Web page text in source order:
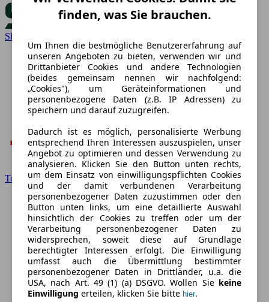
Skoda
Toyota
finden, was Sie brauchen.
Um Ihnen die bestmögliche Benutzererfahrung auf
unseren Angeboten zu bieten, verwenden wir und
Drittanbieter Cookies und andere Technologien
(beides gemeinsam nennen wir nachfolgend:
„Cookies"), um Geräteinformationen und
personenbezogene Daten (z.B. IP Adressen) zu
speichern und darauf zuzugreifen.
Dadurch ist es möglich, personalisierte Werbung
entsprechend Ihren Interessen auszuspielen, unser
Angebot zu optimieren und dessen Verwendung zu
analysieren. Klicken Sie den Button unten rechts,
um dem Einsatz von einwilligungspflichten Cookies
und der damit verbundenen Verarbeitung
personenbezogener Daten zuzustimmen oder den
Button unten links, um eine detaillierte Auswahl
hinsichtlich der Cookies zu treffen oder um der
Verarbeitung personenbezogener Daten zu
widersprechen, soweit diese auf Grundlage
berechtigter Interessen erfolgt. Die Einwilligung
umfasst auch die Übermittlung bestimmter
personenbezogener Daten in Drittländer, u.a. die
USA, nach Art. 49 (1) (a) DSGVO. Wollen Sie keine
Einwilligung erteilen, klicken Sie bitte hier.